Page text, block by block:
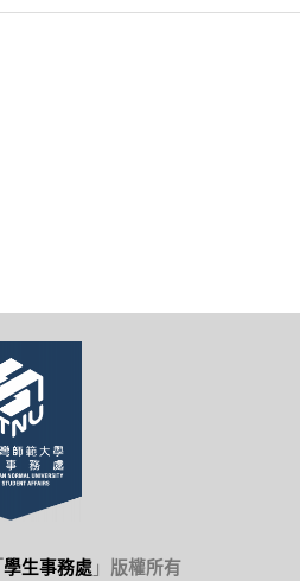
學生事務處 」 版權所有